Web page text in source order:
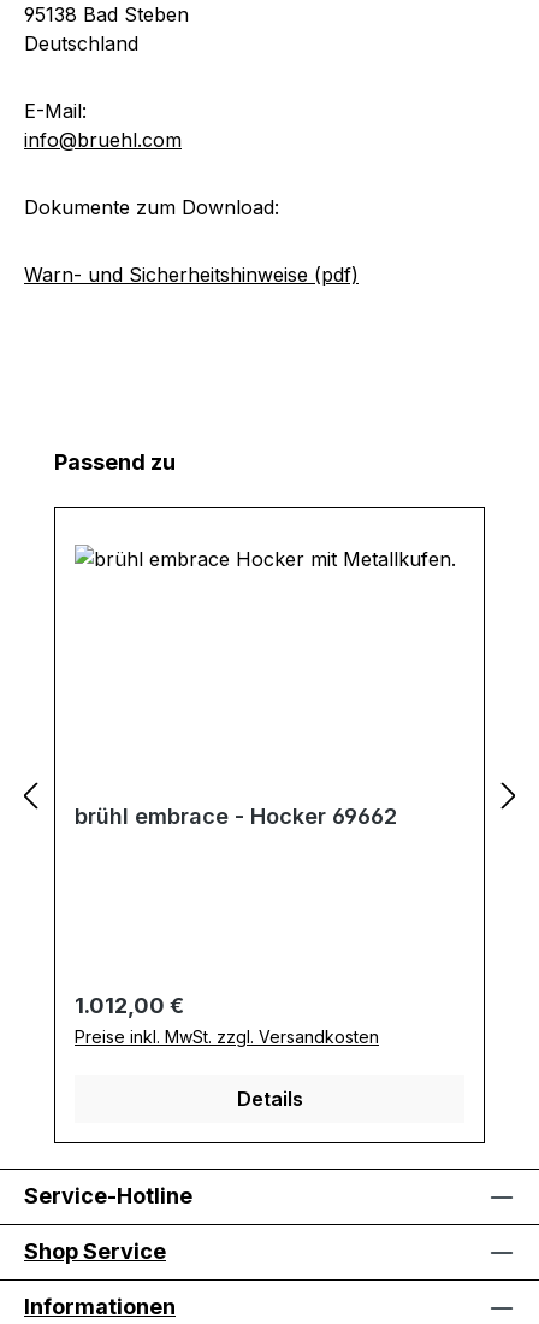
95138 Bad Steben
Deutschland
E-Mail:
info@bruehl.com
Dokumente zum Download:
Warn- und Sicherheitshinweise (pdf)
Produktgalerie überspringen
Passend zu
brühl embrace - Hocker 69662
Regulärer Preis:
1.012,00 €
Preise inkl. MwSt. zzgl. Versandkosten
Details
Service-Hotline
Shop Service
Informationen